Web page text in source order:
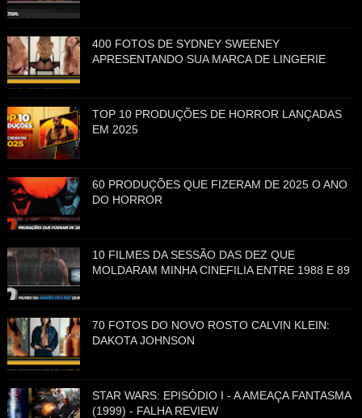
400 FOTOS DE SYDNEY SWEENEY
APRESENTANDO SUA MARCA DE LINGERIE
TOP 10 PRODUÇÕES DE HORROR LANÇADAS
EM 2025
60 PRODUÇÕES QUE FIZERAM DE 2025 O ANO
DO HORROR
10 FILMES DA SESSÃO DAS DEZ QUE
MOLDARAM MINHA CINEFILIA ENTRE 1988 E 89
70 FOTOS DO NOVO ROSTO CALVIN KLEIN:
DAKOTA JOHNSON
STAR WARS: EPISÓDIO I - A AMEAÇA FANTASMA
(1999) - FALHA REVIEW